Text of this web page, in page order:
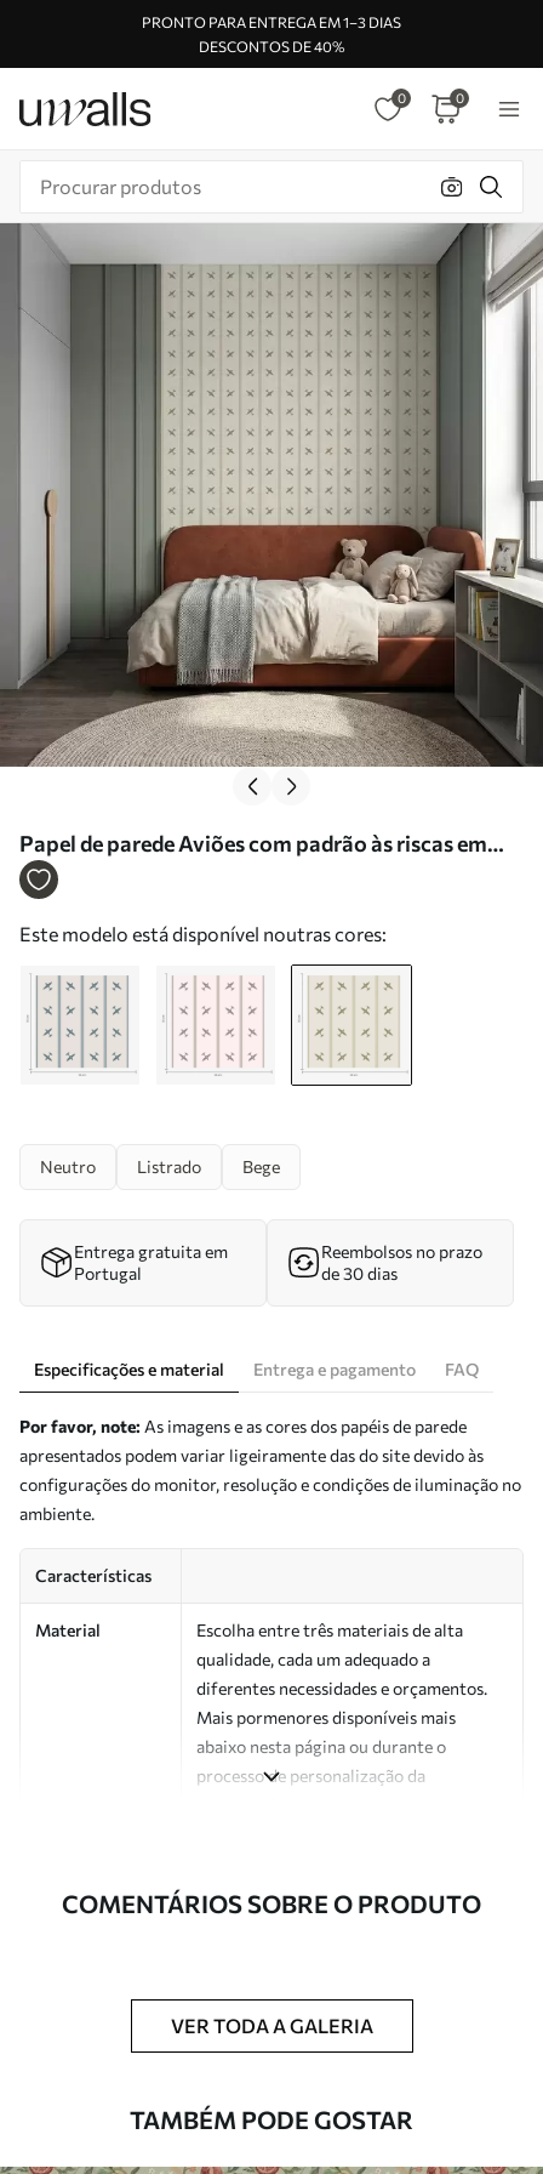
PRONTO PARA ENTREGA EM 1–3 DIAS
DESCONTOS DE 40%
0 0
Papel de parede Aviões com padrão às riscas em
tons de verde-oliva Nr. a01170v2
Este modelo está disponível noutras cores:
Neutro Listrado Bege
Entrega gratuita em
Portugal
Reembolsos no prazo
de 30 dias
Especificações e material Entrega e pagamento FAQ
Por favor, note: As imagens e as cores dos papéis de parede
apresentados podem variar ligeiramente das do site devido às
configurações do monitor, resolução e condições de iluminação no
ambiente.
Características
Material
Escolha entre três materiais de alta
qualidade, cada um adequado a
diferentes necessidades e orçamentos.
Mais pormenores disponíveis mais
abaixo nesta página ou durante o
processo de personalização da
Número do
a01170v2
Acabamento Semibrilhante.
Impresso sob encomenda e entregue em
adicionais
Disponível com revestimento de verniz
e/ou adesivo para papel de parede.
COMENTÁRIOS SOBRE O PRODUTO
VER TODA A GALERIA
TAMBÉM PODE GOSTAR